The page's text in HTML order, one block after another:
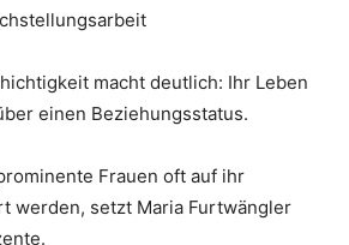
macht deutlich: Ihr Leben
einen Beziehungsstatus.
Frauen oft auf ihr
werden, setzt Maria Furtwängler